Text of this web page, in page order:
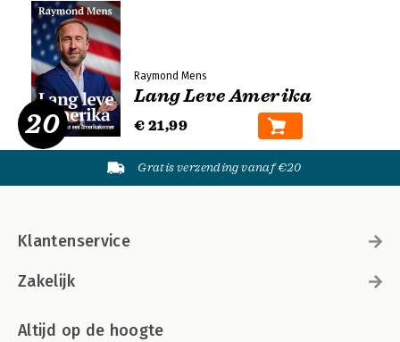
20
Raymond Mens
Lang Leve Amerika
€ 21,99
Gratis verzending vanaf €20
Klantenservice
Zakelijk
Altijd op de hoogte